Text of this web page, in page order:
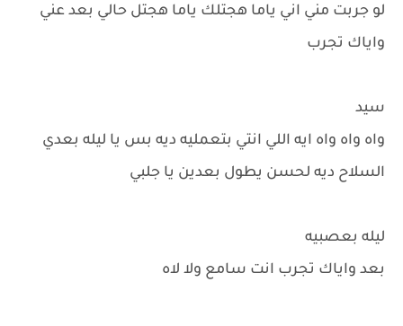
لو جربت مني اني ياما هجتلك ياما هجتل حالي بعد عني
واياك تجرب
سيد
واه واه واه ايه اللي انتي بتعمليه ديه بس يا ليله بعدي
السلاح ديه لحسن يطول بعدين يا جلبي
ليله بعصبيه
بعد واياك تجرب انت سامع ولا لاه